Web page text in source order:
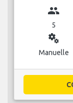
group
5
miscellaneous_services
Manuelle